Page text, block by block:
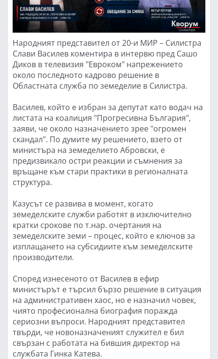
Народният представител от 20-и МИР – Силистра
Слави Василев коментира в интервю пред Сашо
Диков в телевизия "Евроком" напрежението
около последното кадрово решение в
Областната служба по земеделие в Силистра.
Василев, който е избран за депутат като водач на
листата на коалиция "Прогресивна България",
заяви, че около назначението зрее "огромен
скандал". По думите му решението, взето от
министъра на земеделието Абровски, е
предизвикало остри реакции и съмнения за
връщане към стари практики в регионалната
структура.
Казусът се развива в момент, когато
земеделските служби работят в изключително
кратки срокове по т.нар. очертания на
земеделските земи – процес, който е ключов за
изплащането на субсидиите към земеделските
производители.
Според изнесеното от Василев в ефир
министърът е търсил бързо решение в ситуация
на административен хаос, но е назначил човек,
чиято професионална биография поражда
сериозни въпроси. Народният представител
твърди, че новоназначеният служител е бил
свързан с работата на бившия директор на
службата Гинка Катева.